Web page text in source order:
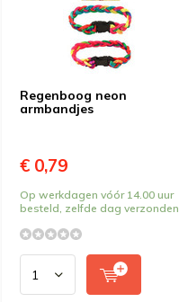
Regenboog neon
armbandjes
€ 0,79
Op werkdagen vóór 14.00 uur
besteld, zelfde dag verzonden